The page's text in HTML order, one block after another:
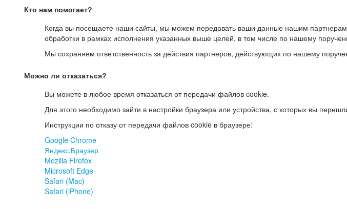
Кто нам помогает?
Когда вы посещаете наши сайты, мы можем передавать ваши данные нашим
обработки в рамках исполнения указанных выше целей, в том числе по нашему
Мы сохраняем ответственность за действия партнеров, действующих по нашему
Можно ли отказаться?
Вы можете в любое время отказаться от передачи файлов cookie.
Для этого необходимо зайти в настройки браузера или устройства, с которых вы
Инструкции по отказу от передачи файлов cookie в браузере:
Google Chrome
Яндекс.Браузер
Mozilla Firefox
Microsoft Edge
Safari (Mac)
Safari (iPhone)